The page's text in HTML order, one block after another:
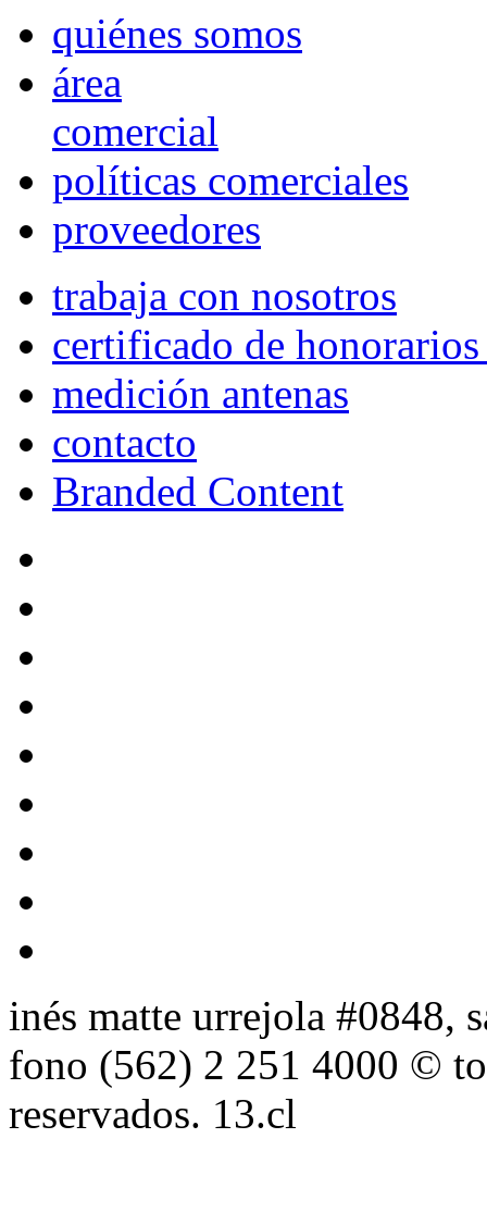
quiénes somos
área
comercial
políticas comerciales
proveedores
trabaja con nosotros
certificado de
medición antenas
contacto
Branded Content
inés matte urrejola #0848,
fono (562) 2 251 4000 ©
reservados. 13.cl